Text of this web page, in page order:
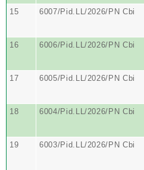
15 6007/Pid.LL/2026/PN Cbi
16 6006/Pid.LL/2026/PN Cbi
17 6005/Pid.LL/2026/PN Cbi
18 6004/Pid.LL/2026/PN Cbi
19 6003/Pid.LL/2026/PN Cbi